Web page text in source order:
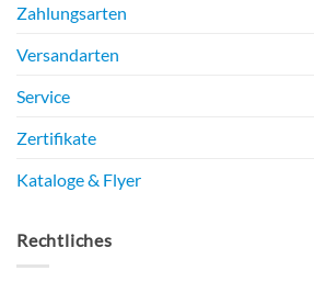
Zahlungsarten
Versandarten
Service
Zertifikate
Kataloge & Flyer
Rechtliches